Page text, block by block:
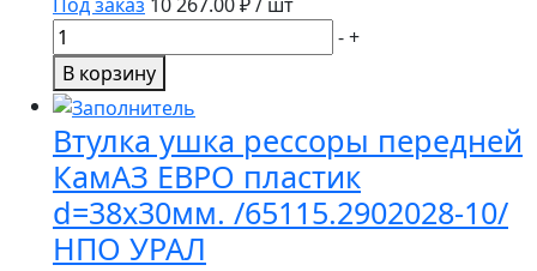
8201020-
01
Под заказ 10 267.00₽ / шт
Количество
товара
КРЕСТОВИНА
МКД
С
САТЕЛЛИТАМИ
53205-
2403081
-+
В корзину
Втулка ушка рессоры передней
КамАЗ ЕВРО пластик
d=38х30мм. /65115.2902028-10/
НПО УРАЛ